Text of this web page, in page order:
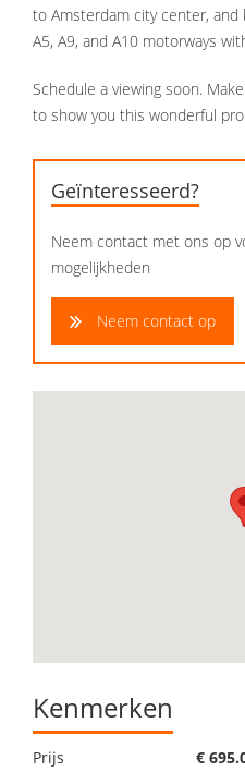
to Amsterdam city center, and
A5, A9, and A10 motorways
Schedule a viewing soon.
to show you this wonderful
Geïnteresseerd?
Neem contact met ons op
mogelijkheden
Neem contact op
Kenmerken
Prijs
€